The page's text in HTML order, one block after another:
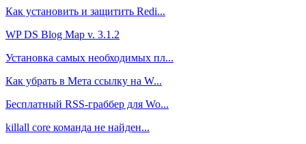
Как установить и защитить Redi...
WP DS Blog Map v. 3.1.2
Установка самых необходимых пл...
Как убрать в Мета ссылку на W...
Бесплатный RSS-граббер для Wo...
killall core команда не найден...